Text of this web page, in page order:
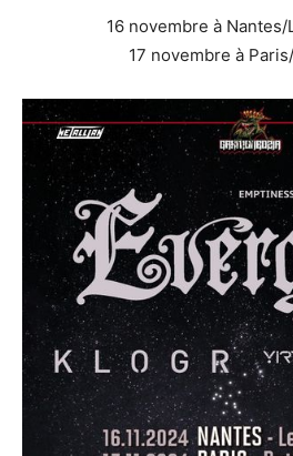
16 novembre à
17 novembre à